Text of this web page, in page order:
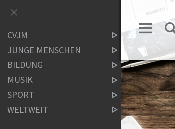
CVJM
JUNGE MENSCHEN
BILDUNG
MUSIK
SPORT
WELTWEIT